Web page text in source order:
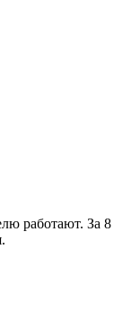
работают. За 8